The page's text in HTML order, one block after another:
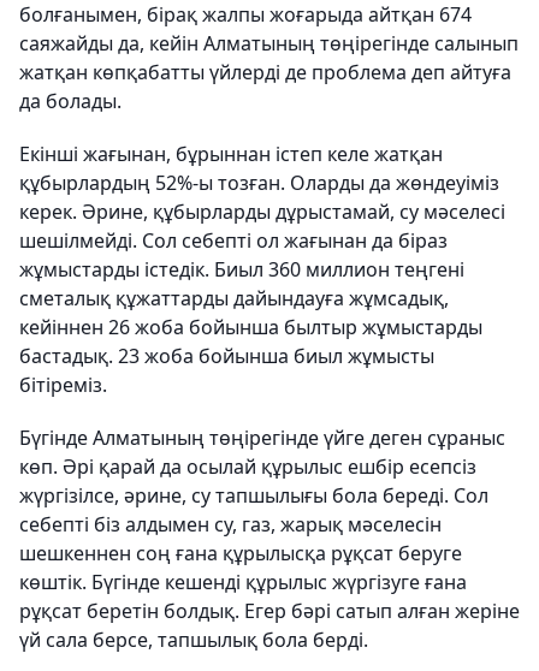
болғанымен, бірақ жалпы жоғарыда айтқан 674
саяжайды да, кейін Алматының төңірегінде салынып
жатқан көпқабатты үйлерді де проблема деп айтуға
да болады.
Екінші жағынан, бұрыннан істеп келе жатқан
құбырлардың 52%-ы тозған. Оларды да жөндеуіміз
керек. Әрине, құбырларды дұрыстамай, су мәселесі
шешілмейді. Сол себепті ол жағынан да біраз
жұмыстарды істедік. Биыл 360 миллион теңгені
сметалық құжаттарды дайындауға жұмсадық,
кейіннен 26 жоба бойынша былтыр жұмыстарды
бастадық. 23 жоба бойынша биыл жұмысты
бітіреміз.
Бүгінде Алматының төңірегінде үйге деген сұраныс
көп. Әрі қарай да осылай құрылыс ешбір есепсіз
жүргізілсе, әрине, су тапшылығы бола береді. Сол
себепті біз алдымен су, газ, жарық мәселесін
шешкеннен соң ғана құрылысқа рұқсат беруге
көштік. Бүгінде кешенді құрылыс жүргізуге ғана
рұқсат беретін болдық. Егер бәрі сатып алған жеріне
үй сала берсе, тапшылық бола берді.